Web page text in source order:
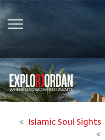
Islamic Soul Sights